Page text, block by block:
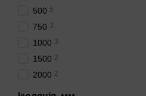
500 5
750 3
1000 3
1500 2
2000 2